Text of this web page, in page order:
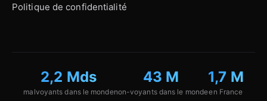
Politique de confidentialité
2,2 Mds
malvoyants dans le monde
43 M
non-voyants dans le monde
1,7 M
en France